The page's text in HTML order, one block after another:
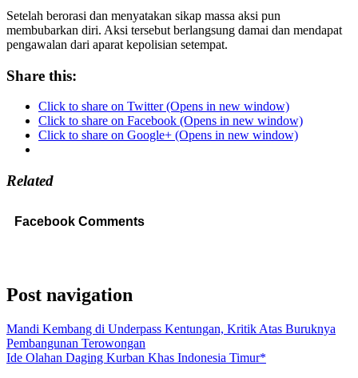
Setelah berorasi dan menyatakan sikap massa aksi pun
membubarkan diri. Aksi tersebut berlangsung damai dan mendapat
pengawalan dari aparat kepolisian setempat.
Share this:
Click to share on Twitter (Opens in new window)
Click to share on Facebook (Opens in new window)
Click to share on Google+ (Opens in new window)
Related
Facebook Comments
Post navigation
Mandi Kembang di Underpass Kentungan, Kritik Atas Buruknya
Pembangunan Terowongan
Ide Olahan Daging Kurban Khas Indonesia Timur*